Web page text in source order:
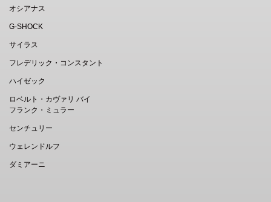
オシアナス
G-SHOCK
サイラス
フレデリック・コンスタント
ハイゼック
ロベルト・カヴァリ バイ
フランク・ミュラー
センチュリー
ウェレンドルフ
ダミアーニ